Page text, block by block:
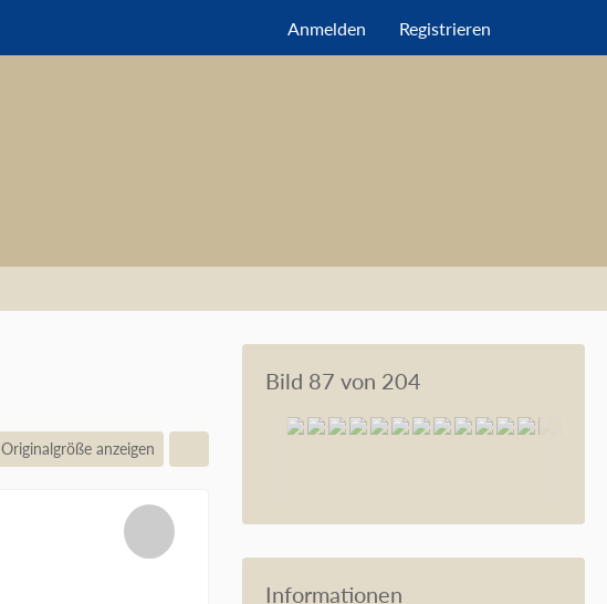
Anmelden Registrieren
Originalgröße anzeigen
Bild 87 von 204
Informationen